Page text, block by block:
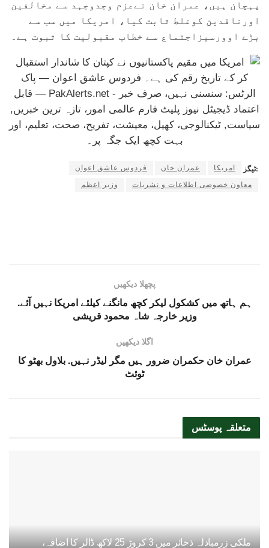
پہچان ہیں، عمران خان نےعزم وجدوجہد سے مخالفین
اورناقدین کوغلط ثابت کیا، امریکا میں سب سے
بڑے اوورسیزاجتماع سے خطاب مقبولیت کا ثبوت ہے۔
ٹیگز: امریکا عمران خان
فردوس عاشق اعوان
معاون خصوصی اطلاعات و نشریات
وزیر اعظم
پچھلا دیکھیں
ہم ہاتھ میں کشکول لیکر کچھ مانگنے کیلئے امریکا نہیں آئے.
وزیر خارجہ شاہ محمود قریشی
اگلا دیکھیں
عمران خان حکمران ضرور ہیں مگر لیڈر نہیں. بلاول بھٹو کا
ٹوئٹ
متعلقہ پوسٹس
ملکی زرمبادلہ ذخائر میں 3 کروڑ 25 لاکھ ڈالر کا اضافہ،